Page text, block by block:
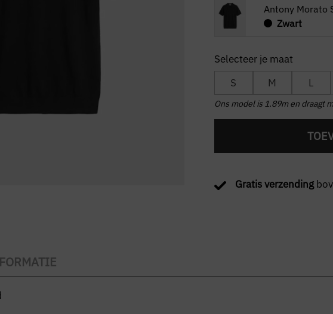
Antony Morato
Zwart
S M L
Ons model is 1.89m en draagt
Gratis verzending